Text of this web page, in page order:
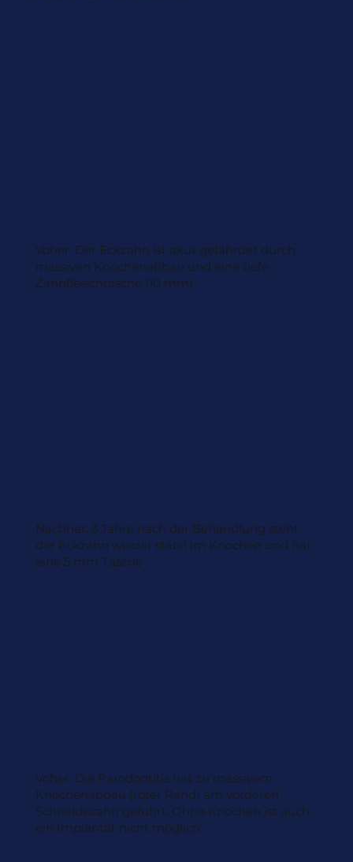
Voher: Der Eckzahn ist akut gefährdet durch
massiven Knochenabbau und eine tiefe
Zahnfleischtasche (10 mm)
Nachher: 3 Jahre nach der Behandlung steht
der Eckzahn wieder stabil im Knochen und hat
eine 5 mm Tasche
Voher: Die Parodontitis hat zu massivem
Knochenabbau (roter Rand) am vorderen
Schneidezahn geführt. Ohne Knochen ist auch
ein Implantat nicht möglich.